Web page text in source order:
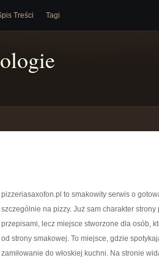
Treści Tagi
pizzeriasaxofon.pl to smakowity serwis o
szczególnie na pizzy. Już sam charakter
przepisami, lecz miejsce stworzone dla osób,
od strony smakowej. To miejsce, gdzie
zamiłowanie do włoskiej kuchni. Na stronie